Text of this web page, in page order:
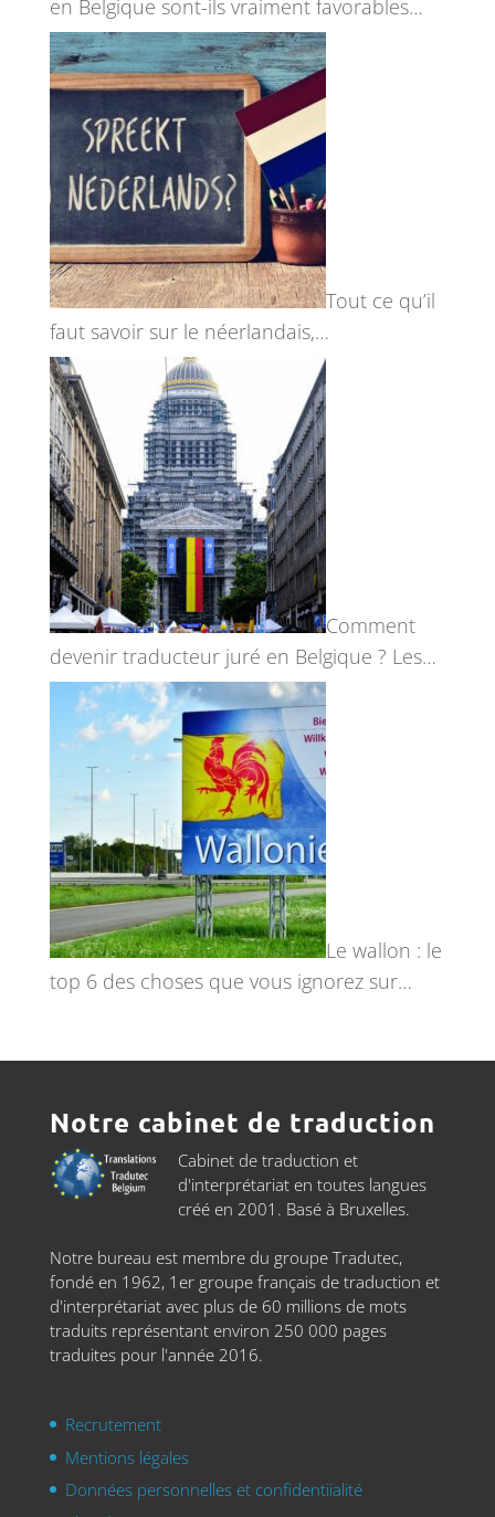
en Belgique sont-ils vraiment favorables…
Tout ce qu’il
faut savoir sur le néerlandais,…
Comment
devenir traducteur juré en Belgique ? Les…
Le wallon : le
top 6 des choses que vous ignorez sur…
Notre cabinet de traduction
Cabinet de traduction et
d'interprétariat en toutes langues
créé en 2001. Basé à Bruxelles.
Notre bureau est membre du groupe Tradutec,
fondé en 1962, 1er groupe français de traduction et
d'interprétariat avec plus de 60 millions de mots
traduits représentant environ 250 000 pages
traduites pour l'année 2016.
Recrutement
Mentions légales
Données personnelles et confidentiialité